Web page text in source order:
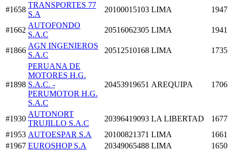
#1658
TRANSPORTES 77
S.A
20100015103 LIMA
#1662
AUTOFONDO
S.A.C
20516062305 LIMA
#1866
AGN INGENIEROS
S.A.C
20512510168 LIMA
#1898
PERUANA DE
MOTORES H.G.
S.A.C. -
PERUMOTOR H.G.
S.A.C
20453919651 AREQUIPA
#1930
AUTONORT
TRUJILLO S.A.C
20396419093 LA LIBERTAD
#1953 AUTOESPAR S.A 20100821371 LIMA
#1967 EUROSHOP S.A 20349065488 LIMA